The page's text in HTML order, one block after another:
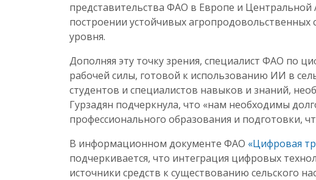
представительства ФАО в Европе и
построении устойчивых агропродовольственных
уровня.
Дополняя эту точку зрения, специалист ФАО по
рабочей силы, готовой к использованию ИИ в
студентов и специалистов навыков и знаний,
Гурзадян подчеркнула, что «нам необходимы
профессионального образования и подготовки,
В информационном документе ФАО «Цифровая
подчеркивается, что интеграция цифровых
источники средств к существованию сельского